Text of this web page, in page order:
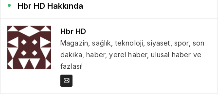
Hbr HD Hakkında
Hbr HD
Magazin, sağlık, teknoloji, siyaset, spor, son
dakika, haber, yerel haber, ulusal haber ve
fazlası!